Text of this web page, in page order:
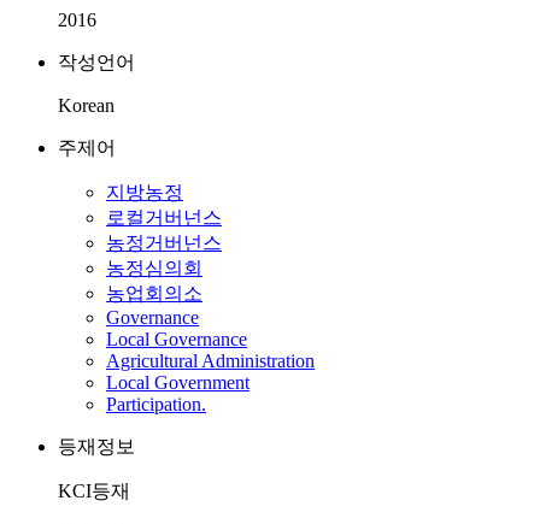
2016
작성언어
Korean
주제어
지방농정
로컬거버넌스
농정거버넌스
농정심의회
농업회의소
Governance
Local Governance
Agricultural Administration
Local Government
Participation.
등재정보
KCI등재